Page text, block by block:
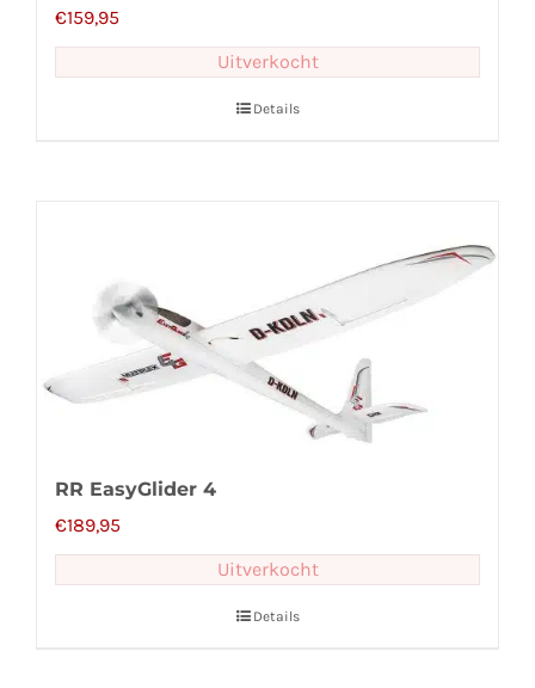
€159,95
Uitverkocht
Details
RR EasyGlider 4
€189,95
Uitverkocht
Details